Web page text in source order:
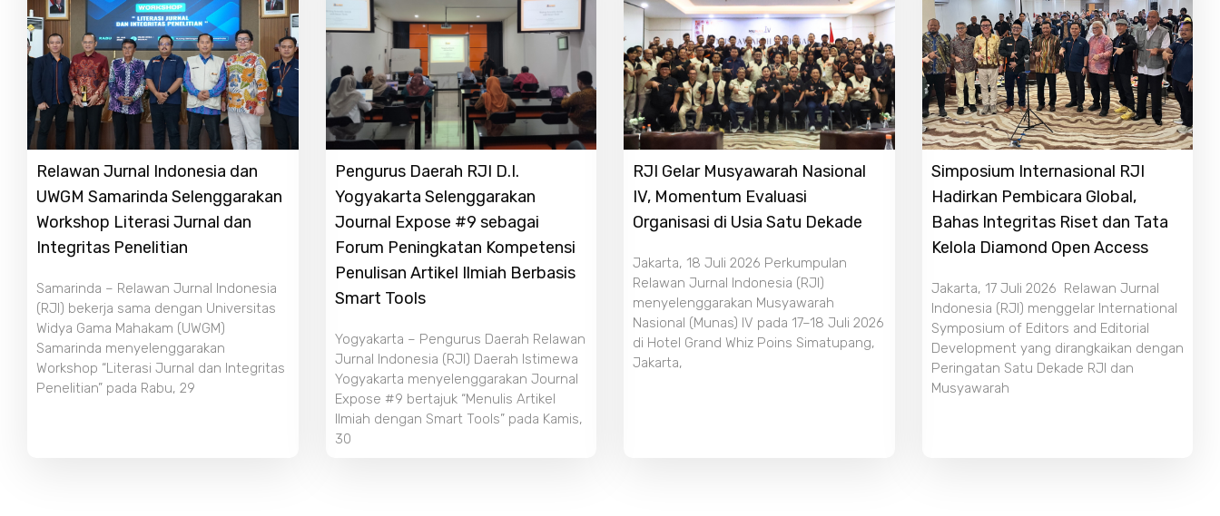
Relawan Jurnal Indonesia dan
UWGM Samarinda Selenggarakan
Workshop Literasi Jurnal dan
Integritas Penelitian
Samarinda – Relawan Jurnal Indonesia
(RJI) bekerja sama dengan Universitas
Widya Gama Mahakam (UWGM)
Samarinda menyelenggarakan
Workshop “Literasi Jurnal dan Integritas
Penelitian” pada Rabu, 29
Pengurus Daerah RJI D.I.
Yogyakarta Selenggarakan
Journal Expose #9 sebagai
Forum Peningkatan Kompetensi
Penulisan Artikel Ilmiah Berbasis
Smart Tools
Yogyakarta – Pengurus Daerah Relawan
Jurnal Indonesia (RJI) Daerah Istimewa
Yogyakarta menyelenggarakan Journal
Expose #9 bertajuk “Menulis Artikel
Ilmiah dengan Smart Tools” pada Kamis,
30
RJI Gelar Musyawarah Nasional
IV, Momentum Evaluasi
Organisasi di Usia Satu Dekade
Jakarta, 18 Juli 2026 Perkumpulan
Relawan Jurnal Indonesia (RJI)
menyelenggarakan Musyawarah
Nasional (Munas) IV pada 17–18 Juli 2026
di Hotel Grand Whiz Poins Simatupang,
Jakarta,
Simposium Internasional RJI
Hadirkan Pembicara Global,
Bahas Integritas Riset dan Tata
Kelola Diamond Open Access
Jakarta, 17 Juli 2026 Relawan Jurnal
Indonesia (RJI) menggelar International
Symposium of Editors and Editorial
Development yang dirangkaikan dengan
Peringatan Satu Dekade RJI dan
Musyawarah